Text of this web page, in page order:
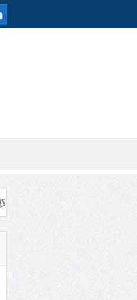
关闭公告 中国支持印